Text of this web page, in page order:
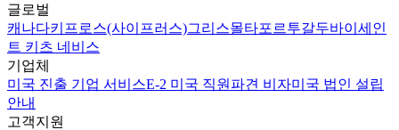
글로벌
캐나다키프로스(사이프러스)그리스몰타포르투갈두바이 세인
트 키츠 네비스
기업체
미국 진출 기업 서비스E-2 미국 직원파견 비자미국 법인 설립
안내
고객지원